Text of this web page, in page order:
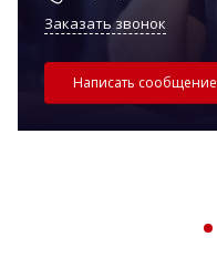
Заказать звонок
Написать сообщение